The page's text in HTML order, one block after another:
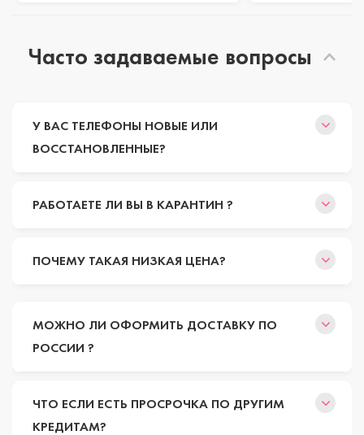
Часто задаваемые вопросы
У ВАС ТЕЛЕФОНЫ НОВЫЕ ИЛИ
ВОССТАНОВЛЕННЫЕ?
РАБОТАЕТЕ ЛИ ВЫ В КАРАНТИН ?
ПОЧЕМУ ТАКАЯ НИЗКАЯ ЦЕНА?
МОЖНО ЛИ ОФОРМИТЬ ДОСТАВКУ ПО
РОССИИ ?
ЧТО ЕСЛИ ЕСТЬ ПРОСРОЧКА ПО ДРУГИМ
КРЕДИТАМ?